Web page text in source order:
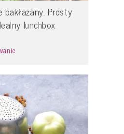
bakłażany. Prosty
lunchbox